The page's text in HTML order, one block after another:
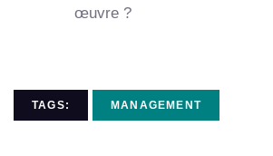
œuvre ?
TAGS: MANAGEMENT